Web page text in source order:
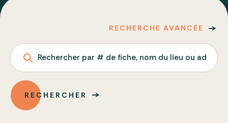
RECHERCHE AVANCÉE
Rechercher par # de fiche, nom du lieu ou adresse
RECHERCHER